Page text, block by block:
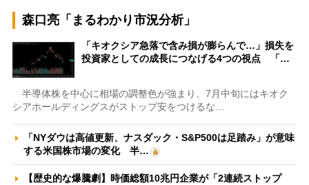
森口亮「まるわかり市況分析」
「キオクシア急落で含み損が膨らんで…」損失を
投資家としての成長につなげる4つの視点 「…
半導体株を中心に相場の調整色が強まり、7月中旬にはキオク
シアホールディングスがストップ安をつけるな…
「NYダウは高値更新、ナスダック・S&P500は足踏み」が意味
する米国株市場の変化 半…
【歴史的な爆騰劇】時価総額10兆円企業が「2連続ストップ